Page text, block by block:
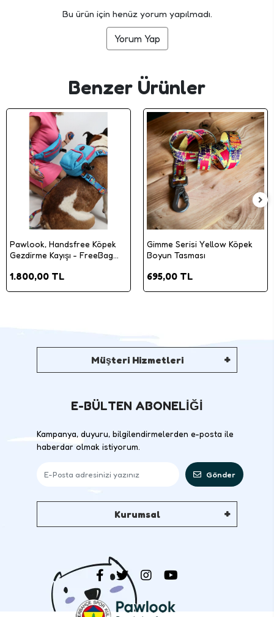
Bu ürün için henüz yorum yapılmadı.
Yorum Yap
Benzer Ürünler
Pawlook, Handsfree Köpek
Gezdirme Kayışı - FreeBag
1.800,00 TL
Gimme Serisi Yellow Köpek
Boyun Tasması
695,00 TL
Müşteri Hizmetleri
E-BÜLTEN ABONELİĞİ
Kampanya, duyuru, bilgilendirmelerden e-posta ile
haberdar olmak istiyorum.
Gönder
Kurumsal